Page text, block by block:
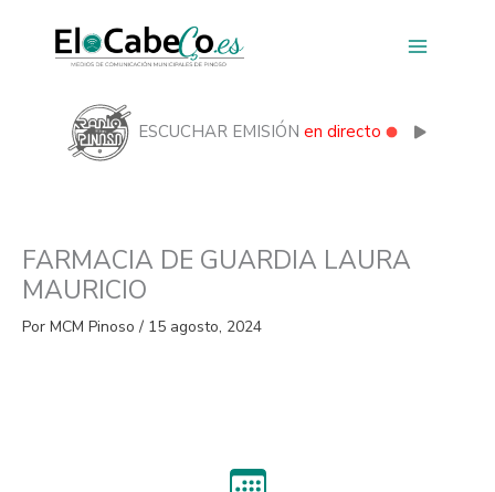
contenido
ESCUCHAR EMISIÓN en directo
FARMACIA DE GUARDIA LAURA
MAURICIO
Por MCM Pinoso / 15 agosto, 2024